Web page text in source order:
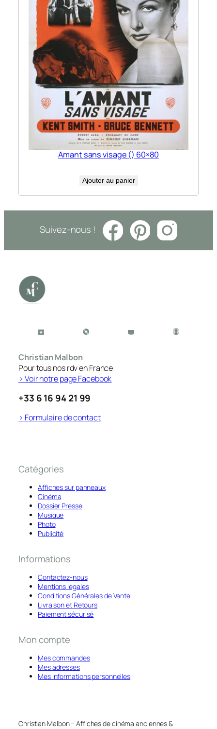
Amant sans visage () 60×80
Ajouter au panier
Suivez-nous !
Christian Malbon
Pour tous nos rdv en France
> Voir notre page Facebook
+33 6 16 94 21 99
> Formulaire de contact
Catégories
Affiches sur panneaux
Cinéma
Dossier Presse
Musique
Photo
Publicité
Informations
Contactez-nous
Mentions légales
Conditions Générales de Vente
Livraison et Retours
Paiement sécurisé
Mon compte
Mes commandes
Mes adresses
Mes informations personnelles
Christian Malbon – Affiches de cinéma anciennes &